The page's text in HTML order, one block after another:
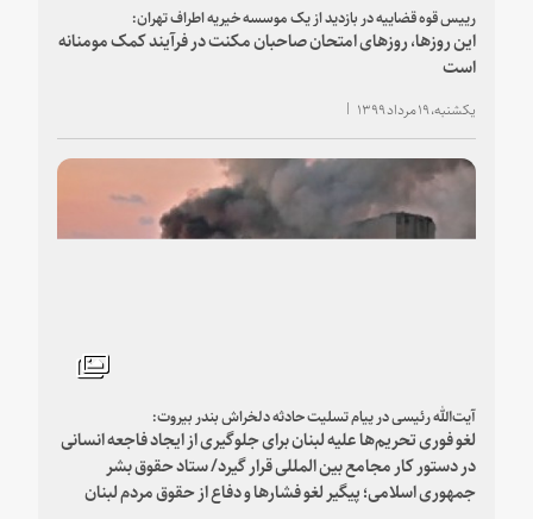
رییس قوه قضاییه در بازدید از یک موسسه خیریه اطراف تهران:
این روزها، روزهای امتحان صاحبان مکنت در فرآیند کمک مومنانه
است
یکشنبه، ۱۹ مرداد ۱۳۹۹
آیت‌الله رئیسی در پیام تسلیت حادثه دلخراش بندر بیروت:
لغو فوری تحریم‌ها علیه لبنان برای جلوگیری از ایجاد فاجعه انسانی
در دستور کار مجامع بین المللی قرار گیرد/ ستاد حقوق بشر
جمهوری اسلامی؛ پیگیر لغو فشارها و دفاع از حقوق مردم لبنان